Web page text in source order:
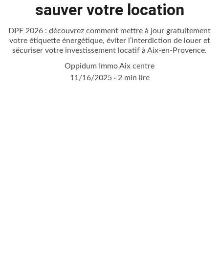
sauver votre location
DPE 2026 : découvrez comment mettre à jour gratuitement
votre étiquette énergétique, éviter l’interdiction de louer et
sécuriser votre investissement locatif à Aix-en-Provence.
Oppidum Immo Aix centre
11/16/2025
2 min lire